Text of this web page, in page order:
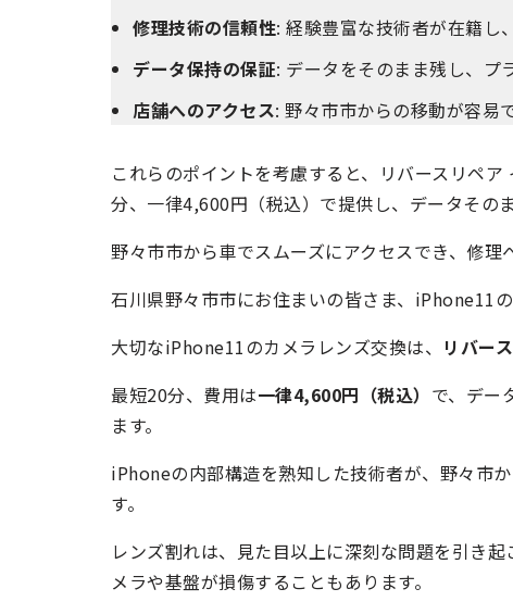
修理技術の信頼性: 経験豊富な技術者が在籍し
データ保持の保証: データをそのまま残し、プ
店舗へのアクセス: 野々市市からの移動が容易
これらのポイントを考慮すると、リバースリペ
分、一律4,600円（税込）で提供し、データその
野々市市から車でスムーズにアクセスでき、修理
石川県野々市市にお住まいの皆さま、iPhone11
大切なiPhone11のカメラレンズ交換は、 リバー
最短20分、費用は一律4,600円（税込） で、デー
ます。
iPhoneの内部構造を熟知した技術者が、野々市
す。
レンズ割れは、見た目以上に深刻な問題を引き
メラや基盤が損傷することもあります。